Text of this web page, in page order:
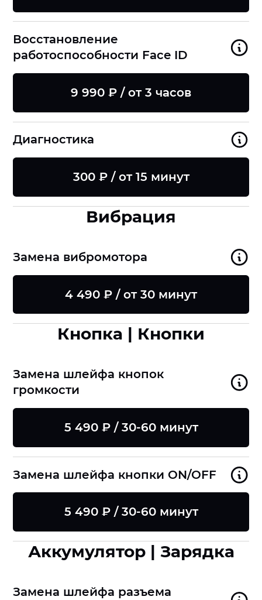
Восстановление
работоспособности Face ID
9 990 ₽ / от 3 часов
Диагностика
300 ₽ / от 15 минут
Вибрация
Замена вибромотора
4 490 ₽ / от 30 минут
Кнопка | Кнопки
Замена шлейфа кнопок
громкости
5 490 ₽ / 30-60 минут
Замена шлейфа кнопки ON/OFF
5 490 ₽ / 30-60 минут
Аккумулятор | Зарядка
Замена шлейфа разъема